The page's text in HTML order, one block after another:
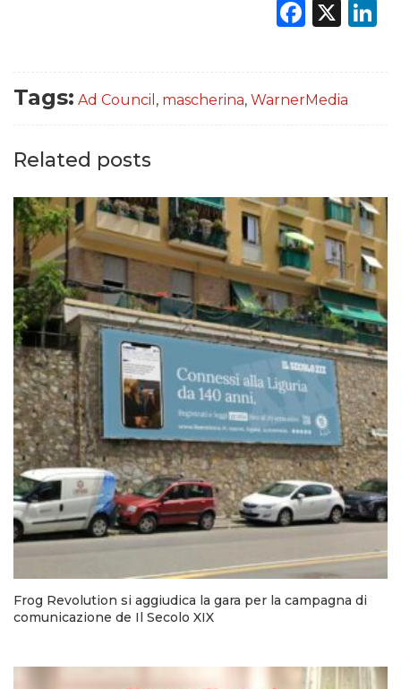
X
Tags: Ad Council , mascherina, WarnerMedia
Related posts
Frog Revolution si aggiudica la gara per la campagna di
comunicazione de Il Secolo XIX